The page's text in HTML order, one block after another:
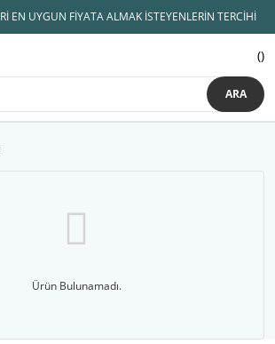
EN UYGUN FİYATA ALMAK İSTEYENLERİN TERCİHİ
ARA
Ürün Bulunamadı.